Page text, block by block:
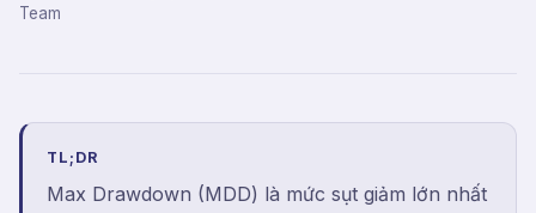
Team
TL;DR
Max Drawdown (MDD) là mức sụt giảm lớn nhất